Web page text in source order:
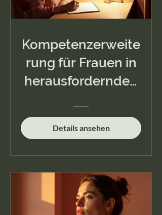
Kompetenzerweite
rung für Frauen in
herausfordernden
Details ansehen